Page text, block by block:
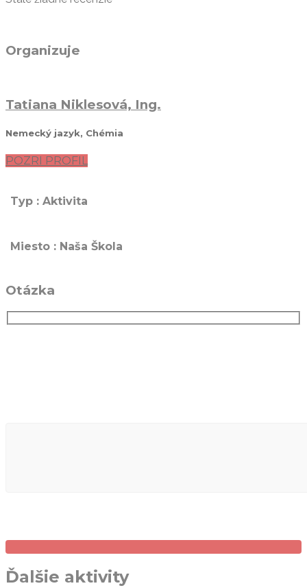
Organizuje
Tatiana Niklesová, Ing.
Nemecký jazyk, Chémia
POZRI PROFIL
Typ : Aktivita
Miesto : Naša Škola
Otázka
Ďalšie aktivity